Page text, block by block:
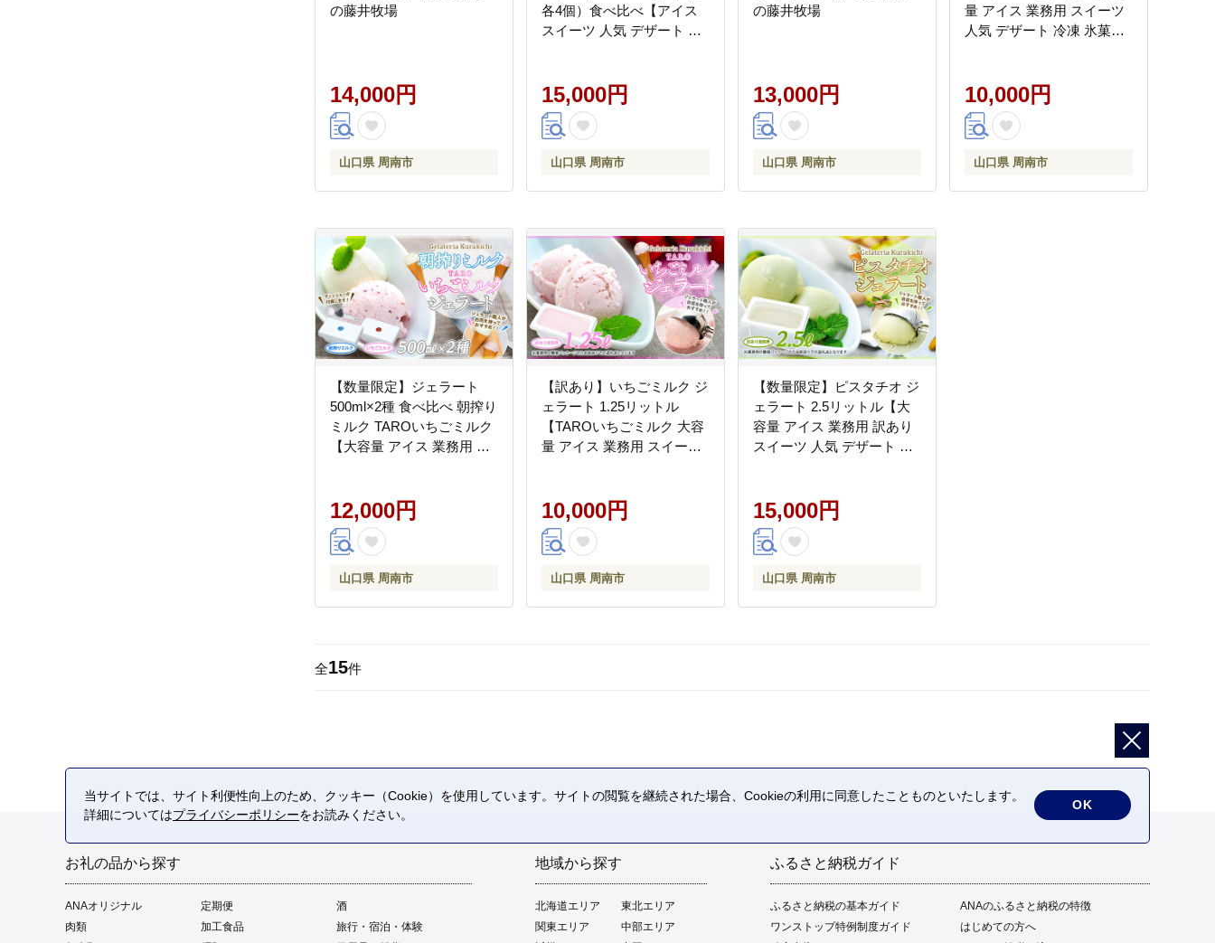
の藤井牧場
14,000円
山口県 周南市
各4個）食べ比べ【アイス
スイーツ 人気 デザート 冷
ア産 豆乳 ピスタチオ】
15,000円
山口県 周南市
の藤井牧場
13,000円
山口県 周南市
量 アイス 業務用 スイーツ
人気 デザート 冷凍 氷菓子
10,000円
山口県 周南市
【数量限定】ジェラート
500ml×2種 食べ比べ 朝搾り
ミルク TAROいちごミルク
【大容量 アイス 業務用 セ
子 家族 ファミリーサイズ
苺】
12,000円
山口県 周南市
【訳あり】いちごミルク ジ
ェラート 1.25リットル
【TAROいちごミルク 大容
量 アイス 業務用 スイーツ
ズ 苺】
10,000円
山口県 周南市
【数量限定】ピスタチオ ジ
ェラート 2.5リットル【大
容量 アイス 業務用 訳あり
スイーツ 人気 デザート 冷
リア産】
15,000円
山口県 周南市
全15件
お礼の品から探す
ANAオリジナル 定期便
酒
肉類
加工食品
旅行・宿泊・体験
地域から探す
北海道エリア
東北エリア
関東エリア
中部エリア
ふるさと納税ガイド
ふるさと納税の基本ガイド
ANAのふるさと納税の特徴
ワンストップ特例制度ガイド
はじめての方へ
当サイトでは、サイト利便性向上のため、クッキー（Cookie）を使用しています。サイトの閲覧を継続された場合、Cookieの利用に同意したことものといたします。
詳細についてはプライバシーポリシーをお読みください。
OK